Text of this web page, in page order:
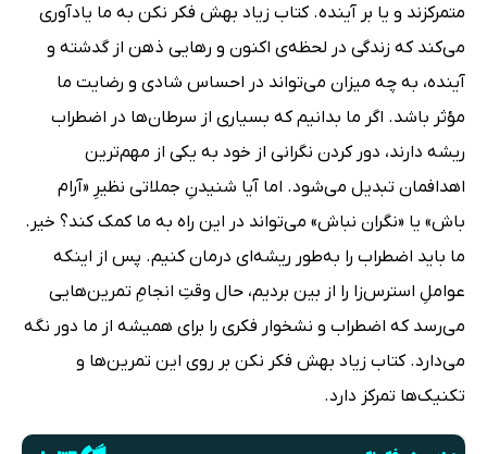
متمرکزند و یا بر آینده. کتاب زیاد بهش فکر نکن به ما یادآوری
می‌کند که زندگی در لحظه‌ی اکنون و رهایی ذهن از گدشته و
آینده، به چه میزان می‌تواند در احساس شادی و رضایت ما
مؤثر باشد. اگر ما بدانیم که بسیاری از سرطان‌ها در اضطراب
ریشه دارند، دور کردن نگرانی از خود به یکی از مهم‌ترین
اهدافمان تبدیل می‌شود. اما آیا شنیدنِ جملاتی نظیرِ «آرام
باش» یا «نگران نباش» می‌تواند در این راه به ما کمک کند؟ خیر.
ما باید اضطراب را به‌طور ریشه‌ای درمان کنیم. پس از اینکه
عواملِ استرس‌زا را از بین بردیم، حال وقتِ انجامِ تمرین‌هایی
می‌رسد که اضطراب و نشخوار فکری را برای همیشه از ما دور نگه
می‌دارد. کتاب زیاد بهش فکر نکن بر روی این تمرین‌ها و
تکنیک‌ها تمرکز دارد.